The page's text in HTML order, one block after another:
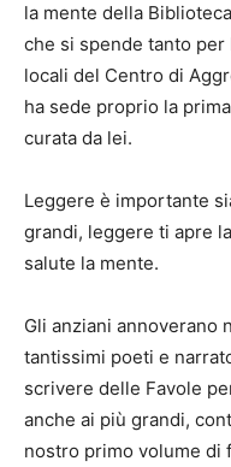
la mente della
che si spende tanto
locali del Centro di
ha sede proprio la
curata da lei.
Leggere è importante
grandi, leggere ti apre
salute la mente.
Gli anziani annoverano
tantissimi poeti e
scrivere delle Favole
anche ai più grandi,
nostro primo volume di